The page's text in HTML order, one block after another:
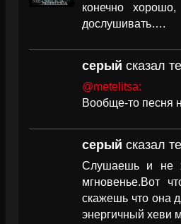
конечно
дослушивать….
серый сказал
@metelitsa:
Вообще-то песня
серый сказал
Слушаешь и не
мгновенье.Вот
скажешь что она
энергичный хеви